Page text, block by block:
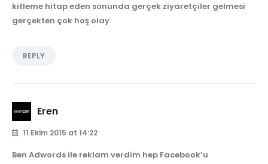
kitleme hitap eden sonunda gerçek ziyaretçiler gelmesi
gerçekten çok hoş olay.
REPLY
Eren
11 Ekim 2015 at 14:22
Ben Adwords ile reklam verdim hep Facebook’u